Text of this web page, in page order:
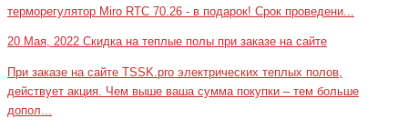
терморегулятор Miro RTC 70.26 - в подарок! Срок проведени...
20 Мая, 2022 Скидка на теплые полы при заказе на сайте
При заказе на сайте TSSK.pro электрических теплых полов,
действует акция. Чем выше ваша сумма покупки – тем больше
допол...